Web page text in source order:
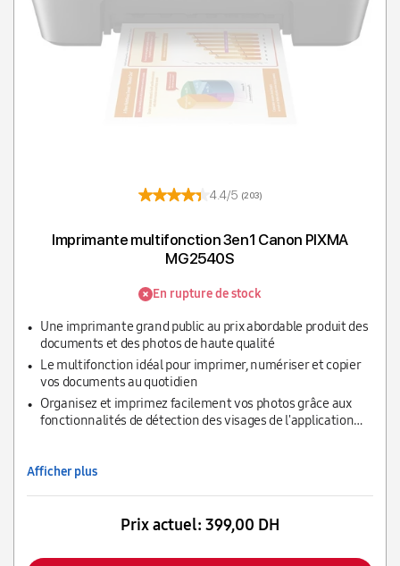
4.4/5 (203)
Imprimante multifonction 3en1 Canon PIXMA
MG2540S
En rupture de stock
Une imprimante grand public au prix abordable produit des
documents et des photos de haute qualité
Le multifonction idéal pour imprimer, numériser et copier
vos documents au quotidien
Organisez et imprimez facilement vos photos grâce aux
fonctionnalités de détection des visages de l'application
Afficher plus
Prix actuel: 399,00 DH